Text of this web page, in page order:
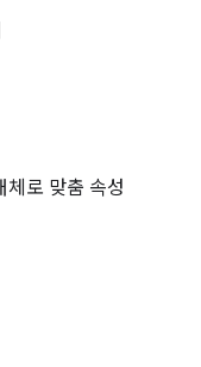
체로 맞춤 속성